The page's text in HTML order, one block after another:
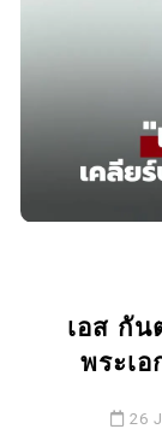
เอส กั
พระเ
26